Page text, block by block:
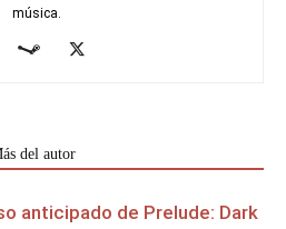
música.
del autor
anticipado de Prelude: Dark